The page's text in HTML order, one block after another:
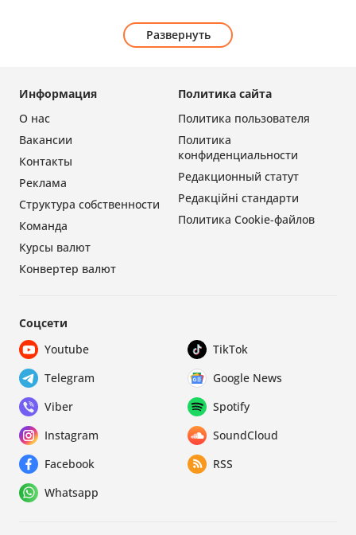
Развернуть
Политика сайта
Политика пользователя
Политика
конфиденциальности
Редакционный статут
Редакційні стандарти
Политика Cookie-файлов
Информация
О нас
Вакансии
Контакты
Реклама
Структура собственности
Команда
Курсы валют
Конвертер валют
Соцсети
Youtube
TikTok
Telegram
Google News
Viber
Spotify
Instagram
SoundCloud
Facebook
RSS
Whatsapp